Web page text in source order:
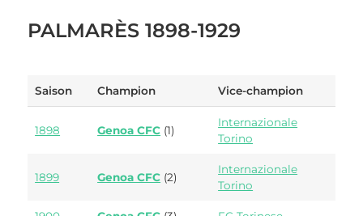
PALMARÈS 1898-1929
Saison Champion Vice-champion
1898 Genoa CFC (1)
Internazionale
Torino
1899 Genoa CFC (2)
Internazionale
Torino